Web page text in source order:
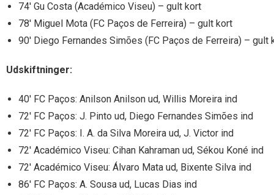
74′ Gu Costa (Académico Viseu) – gult kort
78′ Miguel Mota (FC Paços de Ferreira) – gult kort
90′ Diego Fernandes Simões (FC Paços de Ferreira) – gult
Udskiftninger:
40′ FC Paços: Anilson Anilson ud, Willis Moreira ind
72′ FC Paços: J. Pinto ud, Diego Fernandes Simões ind
72′ FC Paços: I. A. da Silva Moreira ud, J. Victor ind
72′ Académico Viseu: Cihan Kahraman ud, Sékou Koné ind
72′ Académico Viseu: Álvaro Mata ud, Bixente Silva ind
86′ FC Paços: A. Sousa ud, Lucas Dias ind